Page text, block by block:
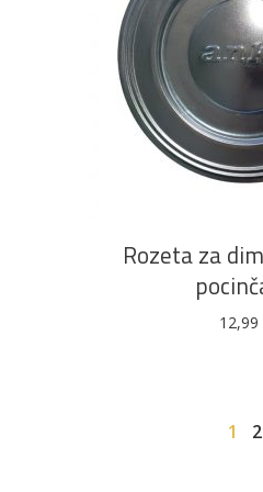
DODAJ U
Rozeta za
12,99
1 2